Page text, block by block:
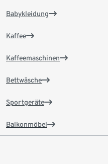
Babykleidung
Kaffee
Kaffeemaschinen
Bettwäsche
Sportgeräte
Balkonmöbel